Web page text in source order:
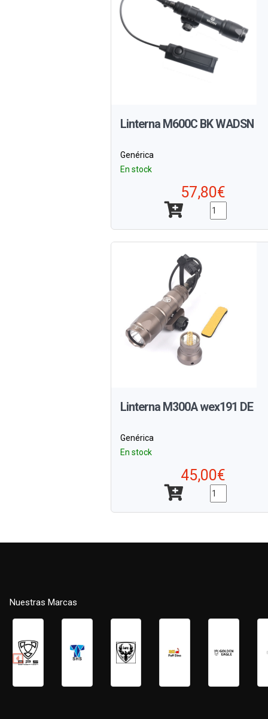
Linterna M600C BK WADSN
Genérica
En stock
57,80€
Linterna M300A wex191 DE
Genérica
En stock
45,00€
Nuestras Marcas